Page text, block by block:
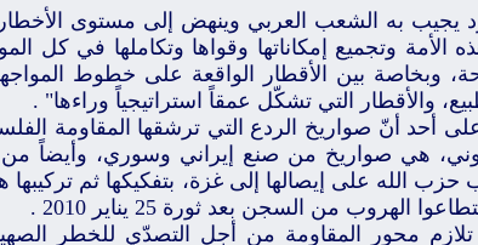
به الشعب العربي وينهض إلى مستوى الأخطار
وتجميع إمكاناتها وقواها وتكاملها في كل
وبخاصة بين الأقطار الواقعة على خطوط
والأقطار التي تشكّل عمقاً استراتيجياً وراءها" .
أحد أنّ صواريخ الردع التي ترشقها المقاومة
هي صواريخ من صنع إيراني وسوري، وأيضاً
الله على إيصالها إلى غزة، بتفكيكها ثم تركيبها
الهروب من السجن بعد ثورة 25 يناير 2010 .
محور المقاومة من أجل التصدّي للخطر